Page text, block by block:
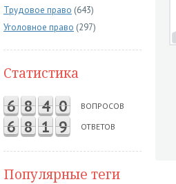
Трудовое право (643)
Уголовное право (297)
Статистика
6 8 4 0 ВОПРОСОВ
6 8 1 9 ОТВЕТОВ
Популярные теги